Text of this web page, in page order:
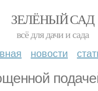
ЗЕЛЁНЫЙ САД
всё для дачи и сада
новости